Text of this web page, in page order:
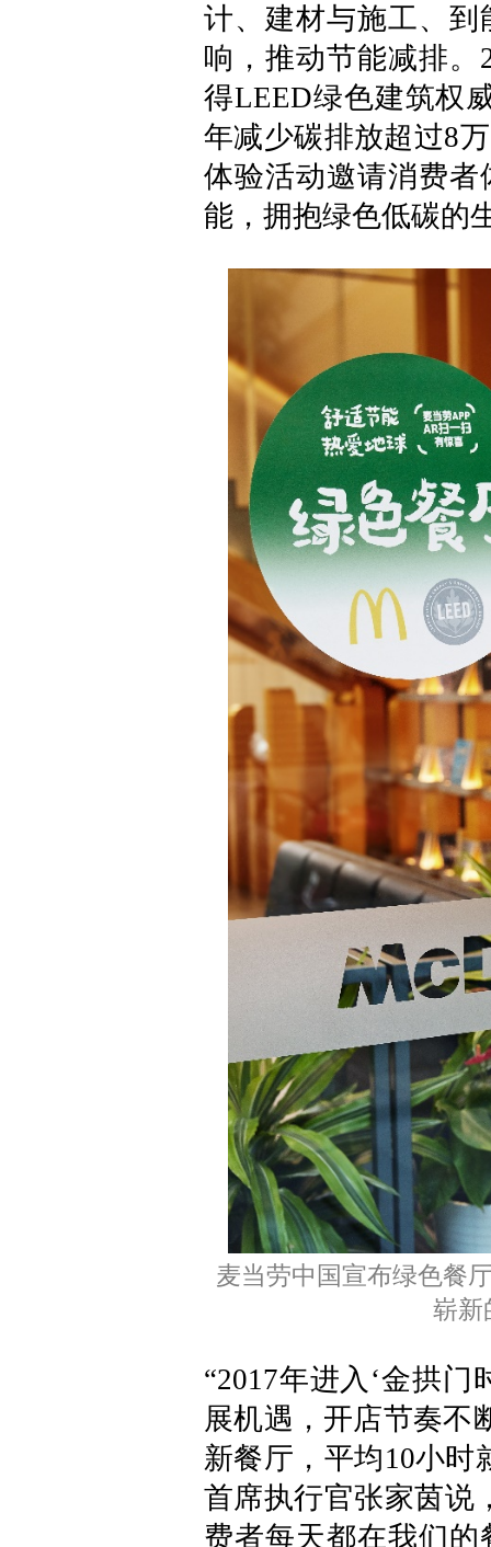
计、建材与施工、
响，推动节能减排。
得LEED绿色建筑权
年减少碳排放超过8
体验活动邀请消费
能，拥抱绿色低碳的
麦当劳中国宣布绿色餐
崭新
“2017年进入‘金拱
展机遇，开店节奏不
新餐厅，平均10小时
首席执行官张家茵说
费者每天都在我们